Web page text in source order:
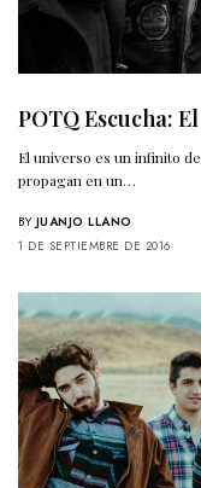
POTQ Escucha:
El universo es un infinito
propagan en un…
BY JUANJO LLANO
1 DE SEPTIEMBRE DE 2016